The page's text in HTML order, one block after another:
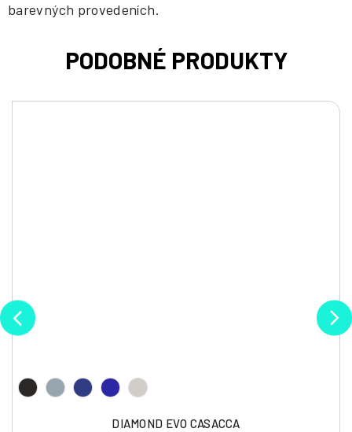
barevných provedeních.
DIAMOND EVO CASACCA